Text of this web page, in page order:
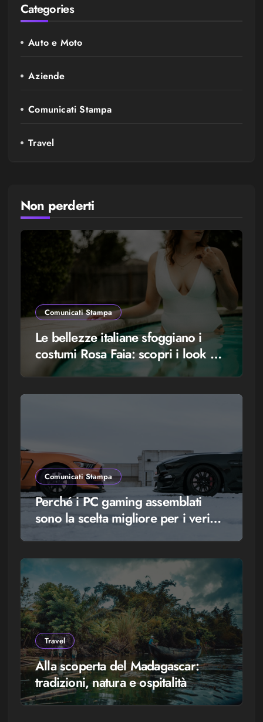
Categories
Auto e Moto
Aziende
Comunicati Stampa
Travel
Non perderti
Comunicati Stampa
Le bellezze italiane sfoggiano i
costumi Rosa Faia: scopri i look più
glamour!
Comunicati Stampa
Perché i PC gaming assemblati
sono la scelta migliore per i veri
Travel
Alla scoperta del Madagascar:
tradizioni, natura e ospitalità